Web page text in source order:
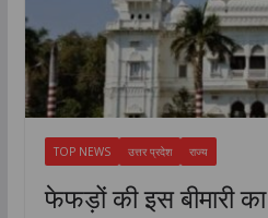
TOP NEWS उत्तर प्रदेश राज्य
फेफड़ों की इस बीमारी